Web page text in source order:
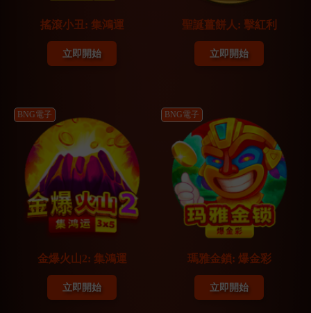
搖滾小丑: 集鴻運
立即開始
聖誕薑餅人: 擊紅利
立即開始
BNG電子
金爆火山2: 集鴻運
立即開始
BNG電子
瑪雅金鎖: 爆金彩
立即開始